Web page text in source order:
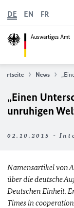
Auswärtiges Amt
DE EN FR
News
„Einen
unruhigen
02.10.2015 -
Namensartikel von
über die deutsche
Deutschen Einheit.
Times in